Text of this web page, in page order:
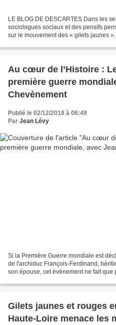
LE BLOG DE DESCARTES Dans les
sociologues sociaux et des pensifs
sur le mouvement des « gilets jaunes
Au cœur de l’Histoire :
première guerre
Chevènement
Publié le 02/12/2018 à 06:49
Par Jean Lévy
Si la Première Guerre mondiale est
de l'archiduc François-Ferdinand,
son épouse, cet événement ne fait que
Gilets jaunes et rouges
Haute-Loire menace les